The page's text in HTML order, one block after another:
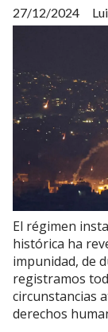
27/12/2024
El régimen
histórica ha
impunidad, de
registramos
circunstancias
derechos